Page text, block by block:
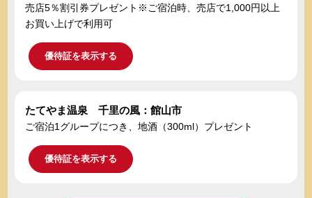
売店5％割引券プレゼント※ご宿泊時、売店で1,000円以上
お買い上げで利用可
優待証を表示する
たてやま温泉 千里の風：館山市
ご宿泊1グループにつき、地酒（300ml）プレゼント
優待証を表示する